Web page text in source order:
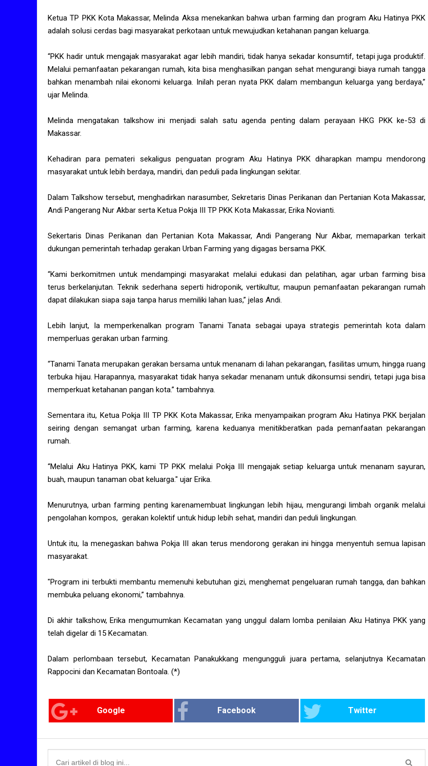
Ketua TP PKK Kota Makassar, Melinda Aksa menekankan bahwa urban farming dan program Aku Hatinya PKK
adalah solusi cerdas bagi masyarakat perkotaan untuk mewujudkan ketahanan pangan keluarga.
“PKK hadir untuk mengajak masyarakat agar lebih mandiri, tidak hanya sekadar konsumtif, tetapi juga produktif.
Melalui pemanfaatan pekarangan rumah, kita bisa menghasilkan pangan sehat mengurangi biaya rumah tangga
bahkan menambah nilai ekonomi keluarga. Inilah peran nyata PKK dalam membangun keluarga yang berdaya,”
ujar Melinda.
Melinda mengatakan talkshow ini menjadi salah satu agenda penting dalam perayaan HKG PKK ke-53 di
Makassar.
Kehadiran para pemateri sekaligus penguatan program Aku Hatinya PKK diharapkan mampu mendorong
masyarakat untuk lebih berdaya, mandiri, dan peduli pada lingkungan sekitar.
Dalam Talkshow tersebut, menghadirkan narasumber, Sekretaris Dinas Perikanan dan Pertanian Kota Makassar,
Andi Pangerang Nur Akbar serta Ketua Pokja III TP PKK Kota Makassar, Erika Novianti.
Sekertaris Dinas Perikanan dan Pertanian Kota Makassar, Andi Pangerang Nur Akbar, memaparkan terkait
dukungan pemerintah terhadap gerakan Urban Farming yang digagas bersama PKK.
“Kami berkomitmen untuk mendampingi masyarakat melalui edukasi dan pelatihan, agar urban farming bisa
terus berkelanjutan. Teknik sederhana seperti hidroponik, vertikultur, maupun pemanfaatan pekarangan rumah
dapat dilakukan siapa saja tanpa harus memiliki lahan luas,” jelas Andi.
Lebih lanjut, Ia memperkenalkan program Tanami Tanata sebagai upaya strategis pemerintah kota dalam
memperluas gerakan urban farming.
“Tanami Tanata merupakan gerakan bersama untuk menanam di lahan pekarangan, fasilitas umum, hingga ruang
terbuka hijau. Harapannya, masyarakat tidak hanya sekadar menanam untuk dikonsumsi sendiri, tetapi juga bisa
memperkuat ketahanan pangan kota.” tambahnya.
Sementara itu, Ketua Pokja III TP PKK Kota Makassar, Erika menyampaikan program Aku Hatinya PKK berjalan
seiring dengan semangat urban farming, karena keduanya menitikberatkan pada pemanfaatan pekarangan
rumah.
“Melalui Aku Hatinya PKK, kami TP PKK melalui Pokja III mengajak setiap keluarga untuk menanam sayuran,
buah, maupun tanaman obat keluarga." ujar Erika.
Menurutnya, urban farming penting karenamembuat lingkungan lebih hijau, mengurangi limbah organik melalui
pengolahan kompos, gerakan kolektif untuk hidup lebih sehat, mandiri dan peduli lingkungan.
Untuk itu, Ia menegaskan bahwa Pokja III akan terus mendorong gerakan ini hingga menyentuh semua lapisan
masyarakat.
"Program ini terbukti membantu memenuhi kebutuhan gizi, menghemat pengeluaran rumah tangga, dan bahkan
membuka peluang ekonomi,” tambahnya.
Di akhir talkshow, Erika mengumumkan Kecamatan yang unggul dalam lomba penilaian Aku Hatinya PKK yang
telah digelar di 15 Kecamatan.
Dalam perlombaan tersebut, Kecamatan Panakukkang mengungguli juara pertama, selanjutnya Kecamatan
Rappocini dan Kecamatan Bontoala. (*)
Google Facebook Twitter